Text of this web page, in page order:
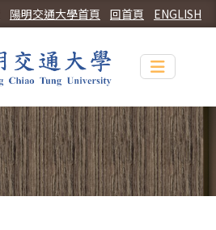
ENGLISH
回首頁
陽明交通大學首頁
Toggle